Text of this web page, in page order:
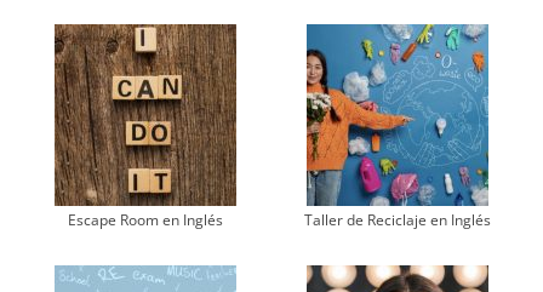
Escape Room en Inglés Taller de Reciclaje en Inglés